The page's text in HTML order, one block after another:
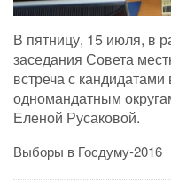
В пятницу, 15 июля, в
заседания Совета
встреча с
одномандатным
Еленой Русаковой.
Выборы в Госдуму-2016